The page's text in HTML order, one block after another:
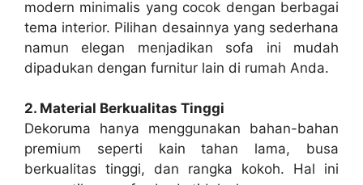
modern minimalis yang cocok dengan berbagai
tema interior. Pilihan desainnya yang sederhana
namun elegan menjadikan sofa ini mudah
dipadukan dengan furnitur lain di rumah Anda.
2. Material Berkualitas Tinggi
Dekoruma hanya menggunakan bahan-bahan
premium seperti kain tahan lama, busa
berkualitas tinggi, dan rangka kokoh. Hal ini